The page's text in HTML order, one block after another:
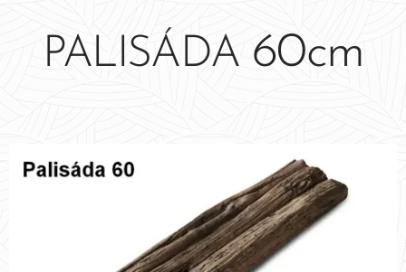
PALISÁDA 60cm